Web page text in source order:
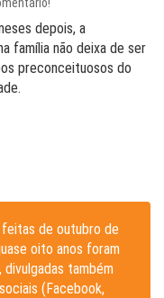
e s e s d e p o i s , a
f a m í l i a n ã o d e i x a d e s e r
s p r e c o n c e i t u o s o s d o
d e .
de outubro de
oito anos foram
também
(Facebook,